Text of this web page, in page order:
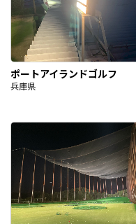
ポートアイランドゴルフ
兵庫県